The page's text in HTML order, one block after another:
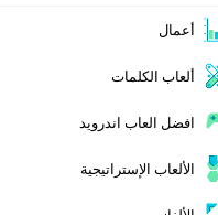
أعمال
ألعاب الكلمات
افضل العاب اندرويد
الألعاب الإستراتيجية